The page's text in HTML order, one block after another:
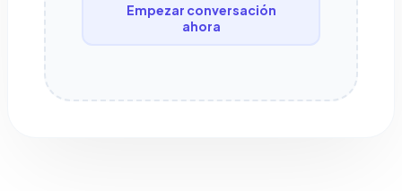
Empezar conversación
ahora